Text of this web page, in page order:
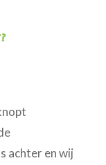
achter en wij